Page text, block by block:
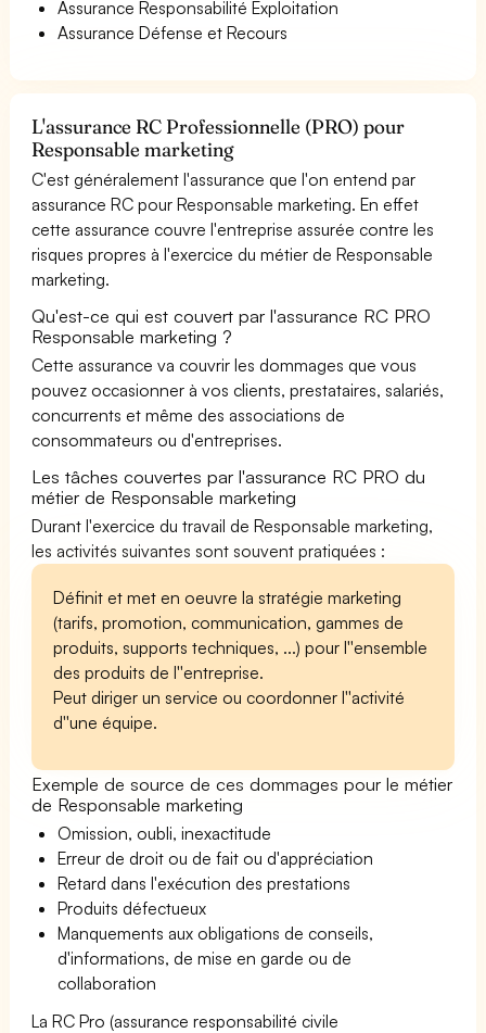
Assurance Responsabilité Exploitation
Assurance Défense et Recours
L'assurance RC Professionnelle (PRO) pour
Responsable marketing
C'est généralement l'assurance que l'on entend par
assurance RC pour Responsable marketing. En effet
cette assurance couvre l'entreprise assurée contre les
risques propres à l'exercice du métier de Responsable
marketing.
Qu'est-ce qui est couvert par l'assurance RC PRO
Responsable marketing ?
Cette assurance va couvrir les dommages que vous
pouvez occasionner à vos clients, prestataires, salariés,
concurrents et même des associations de
consommateurs ou d'entreprises.
Les tâches couvertes par l'assurance RC PRO du
métier de Responsable marketing
Durant l'exercice du travail de Responsable marketing,
les activités suivantes sont souvent pratiquées :
Définit et met en oeuvre la stratégie marketing
(tarifs, promotion, communication, gammes de
produits, supports techniques, ...) pour l''ensemble
des produits de l''entreprise.
Peut diriger un service ou coordonner l''activité
d''une équipe.
Exemple de source de ces dommages pour le métier
de Responsable marketing
Omission, oubli, inexactitude
Erreur de droit ou de fait ou d'appréciation
Retard dans l'exécution des prestations
Produits défectueux
Manquements aux obligations de conseils,
d'informations, de mise en garde ou de
collaboration
La RC Pro (assurance responsabilité civile